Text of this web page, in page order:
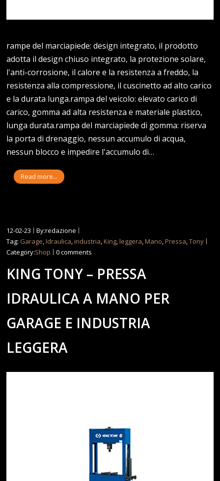
rampe del marciapiede: design integrato, il prodotto
adotta il design chiuso integrato, la protezione solare,
l'anti-corrosione, il calore e la resistenza a freddo, la
resistenza alla compressione, il cuscinetto ad alto carico
e la durata lunga.rampa del veicolo: elevato carico di
carico, gomma ad alta resistenza e materiale plastico,
lunga durata.rampa del marciapiede di gomma: riserva
la porta di drenaggio, nessun accumulo di acqua,
nessun blocco e impedire l'accumulo di…
Read more...
12-02-23
By:redazione
Tag: Garage,Idraulica,industria,King,leggera,Mano,Pressa,Tony
Category:Shop 0 comments
KING TONY – PRESSA
IDRAULICA A MANO PER
GARAGE E INDUSTRIA
LEGGERA